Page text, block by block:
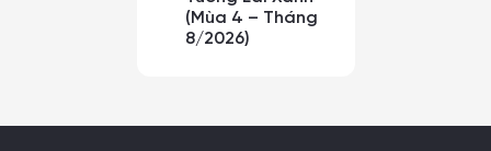
(Mùa 4 – Tháng
8/2026)